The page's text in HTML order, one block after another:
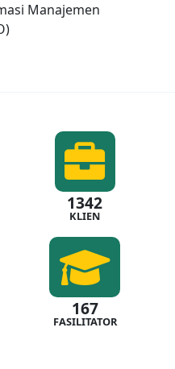
Manajemen
1342
KLIEN
167
FASILITATOR